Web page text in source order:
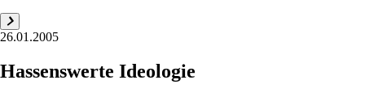
26.01.2005
Hassenswerte Ideologie